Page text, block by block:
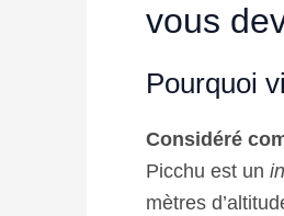
vous
Pourquoi
Considéré
Picchu est un
mètres